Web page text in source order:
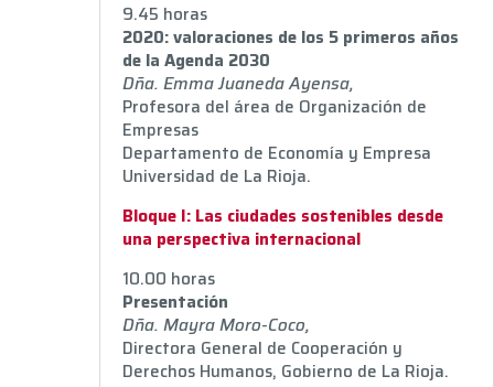
9.45 horas
2020: valoraciones de los 5 primeros años
de la Agenda 2030
Dña. Emma Juaneda Ayensa,
Profesora del área de Organización de
Empresas
Departamento de Economía y Empresa
Universidad de La Rioja.
Bloque I: Las ciudades sostenibles desde
una perspectiva internacional
10.00 horas
Presentación
Dña. Mayra Moro-Coco,
Directora General de Cooperación y
Derechos Humanos, Gobierno de La Rioja.